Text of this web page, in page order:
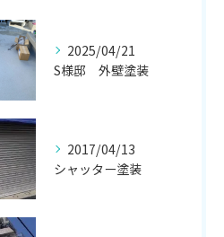
2025/04/21
S様邸 外壁塗装
2017/04/13
シャッター塗装